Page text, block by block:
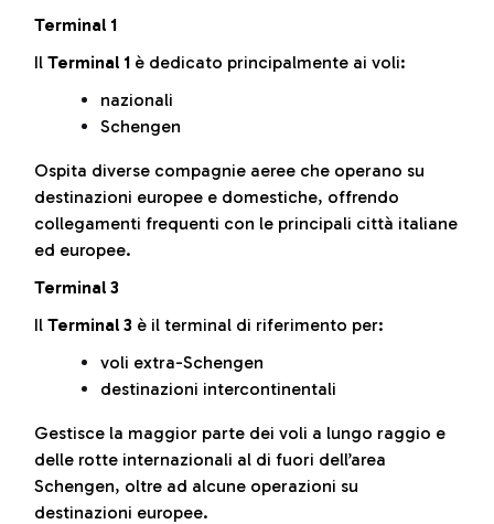
Terminal 1
Il Terminal 1 è dedicato principalmente ai voli:
nazionali
Schengen
Ospita diverse compagnie aeree che operano su
destinazioni europee e domestiche, offrendo
collegamenti frequenti con le principali città italiane
ed europee.
Terminal 3
Il Terminal 3 è il terminal di riferimento per:
voli extra-Schengen
destinazioni intercontinentali
Gestisce la maggior parte dei voli a lungo raggio e
delle rotte internazionali al di fuori dell’area
Schengen, oltre ad alcune operazioni su
destinazioni europee.